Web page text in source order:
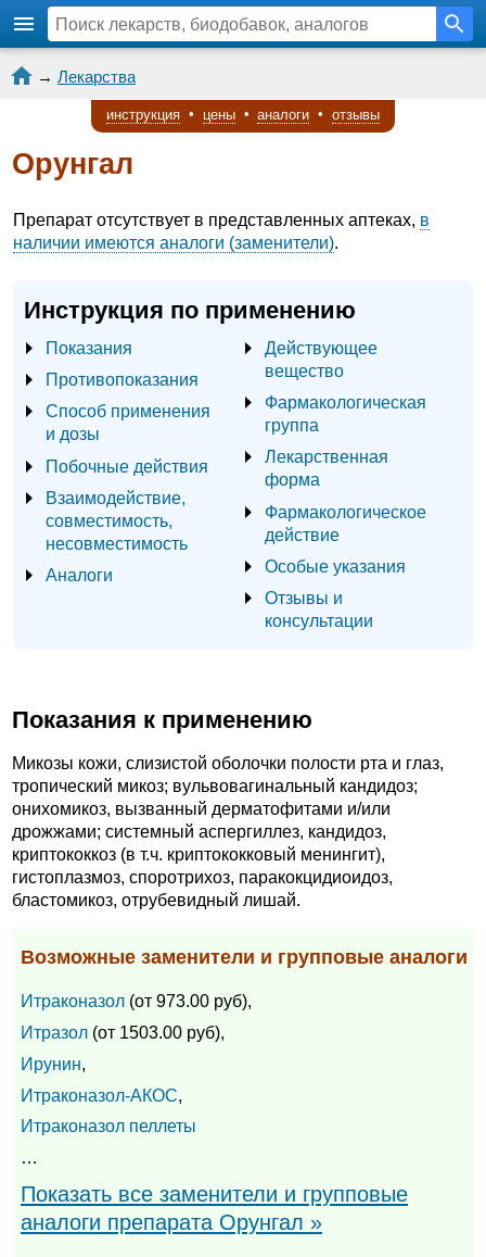
→ Лекарства
инструкция • цены • аналоги • отзывы
Орунгал
Препарат отсутствует в представленных аптеках, в
наличии имеются аналоги (заменители).
Инструкция по применению
Показания
Противопоказания
Способ применения
и дозы
Побочные действия
Взаимодействие,
совместимость,
несовместимость
Аналоги
Действующее
вещество
Фармакологическая
группа
Лекарственная
форма
Фармакологическое
действие
Особые указания
Отзывы и
консультации
Показания к применению
Микозы кожи, слизистой оболочки полости рта и глаз,
тропический микоз; вульвовагинальный кандидоз;
онихомикоз, вызванный дерматофитами и/или
дрожжами; системный аспергиллез, кандидоз,
криптококкоз (в т.ч. криптококковый менингит),
гистоплазмоз, споротрихоз, паракокцидиоидоз,
бластомикоз, отрубевидный лишай.
Возможные заменители и групповые аналоги
Итраконазол (от 973.00 руб),
Итразол (от 1503.00 руб),
Ирунин,
Итраконазол-АКОС,
Итраконазол пеллеты
…
Показать все заменители и групповые
аналоги препарата Орунгал »